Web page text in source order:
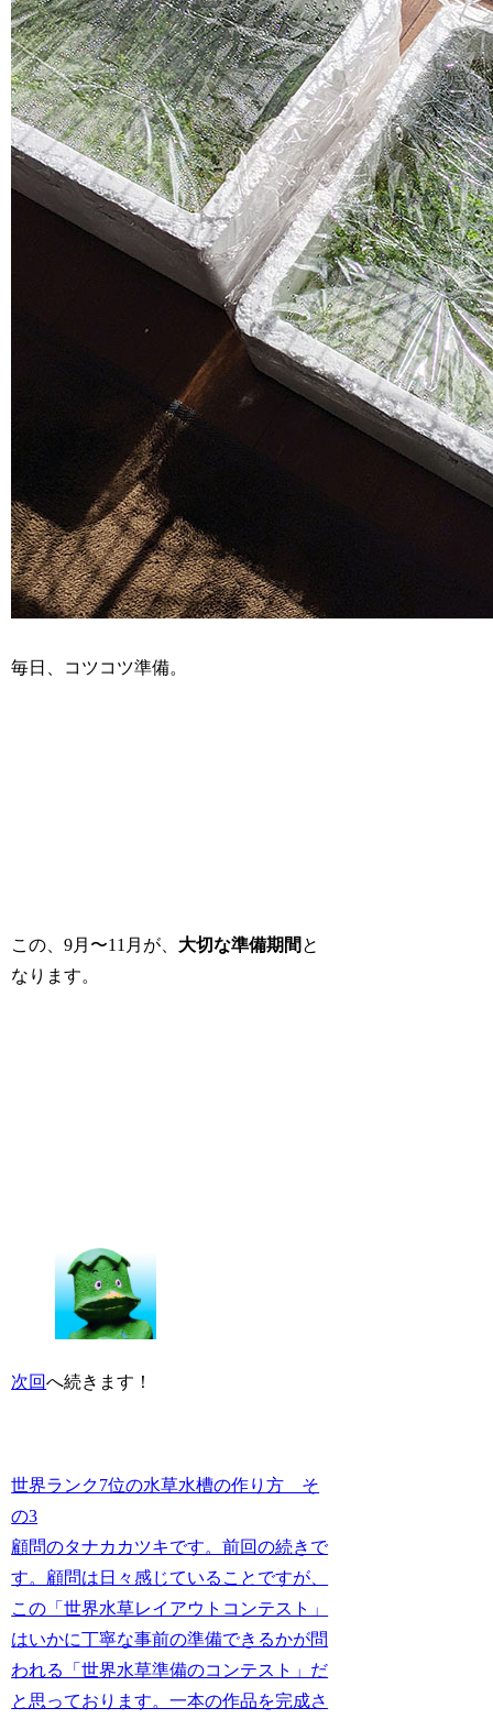
毎日、コツコツ準備。
この、9月〜11月が、 大切な準備期間 と
なります。
次回へ続きます！
世界ランク7位の水草水槽の作り方 そ
の3
顧問のタナカカツキです。前回の続きで
す。顧問は日々感じていることですが、
この「世界水草レイアウトコンテスト」
はいかに丁寧な事前の準備できるかが問
われる「世界水草準備のコンテスト」だ
と思っております。一本の作品を完成さ